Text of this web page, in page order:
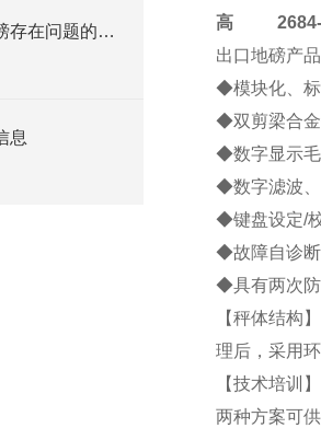
小吨位出口电子地磅存在问题的改造方法
息
高2684-
出口地磅产
◆模块化、标
◆双剪梁合金
◆数字显示毛
◆数字滤波、
◆键盘设定/
◆故障自诊断
◆具有两次防
【秤体结构
理后，采用
【技术培训
两种方案可